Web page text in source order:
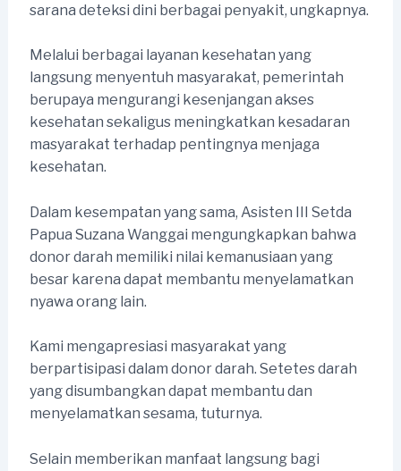
sarana deteksi dini berbagai penyakit, ungkapnya.
Melalui berbagai layanan kesehatan yang
langsung menyentuh masyarakat, pemerintah
berupaya mengurangi kesenjangan akses
kesehatan sekaligus meningkatkan kesadaran
masyarakat terhadap pentingnya menjaga
kesehatan.
Dalam kesempatan yang sama, Asisten III Setda
Papua Suzana Wanggai mengungkapkan bahwa
donor darah memiliki nilai kemanusiaan yang
besar karena dapat membantu menyelamatkan
nyawa orang lain.
Kami mengapresiasi masyarakat yang
berpartisipasi dalam donor darah. Setetes darah
yang disumbangkan dapat membantu dan
menyelamatkan sesama, tuturnya.
Selain memberikan manfaat langsung bagi